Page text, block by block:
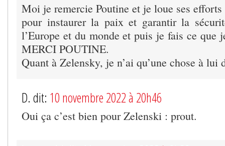
Moi je remercie Poutine et je loue ses efforts
pour instaurer la paix et garantir la
l’Europe et du monde et puis je fais ce que
MERCI POUTINE.
Quant à Zelensky, je n’ai qu’une chose à
D. dit: 10 novembre 2022 à 20h46
Oui ça c’est bien pour Zelenski : prout.